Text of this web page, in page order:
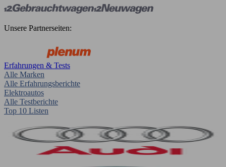
Unsere Partnerseiten:
Erfahrungen & Tests
Alle Marken
Alle Erfahrungsberichte
Elektroautos
Alle Testberichte
Top 10 Listen